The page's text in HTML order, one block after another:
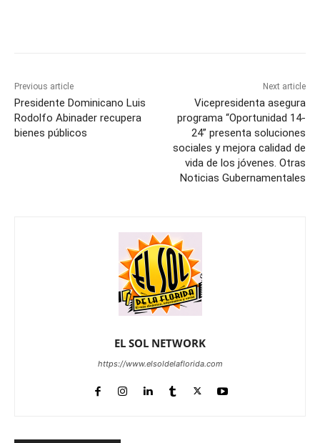
Previous article
Presidente Dominicano Luis
Rodolfo Abinader recupera
bienes públicos
Next article
Vicepresidenta asegura
programa “Oportunidad 14-
24” presenta soluciones
sociales y mejora calidad de
vida de los jóvenes. Otras
Noticias Gubernamentales
EL SOL NETWORK
https://www.elsoldelaflorida.com